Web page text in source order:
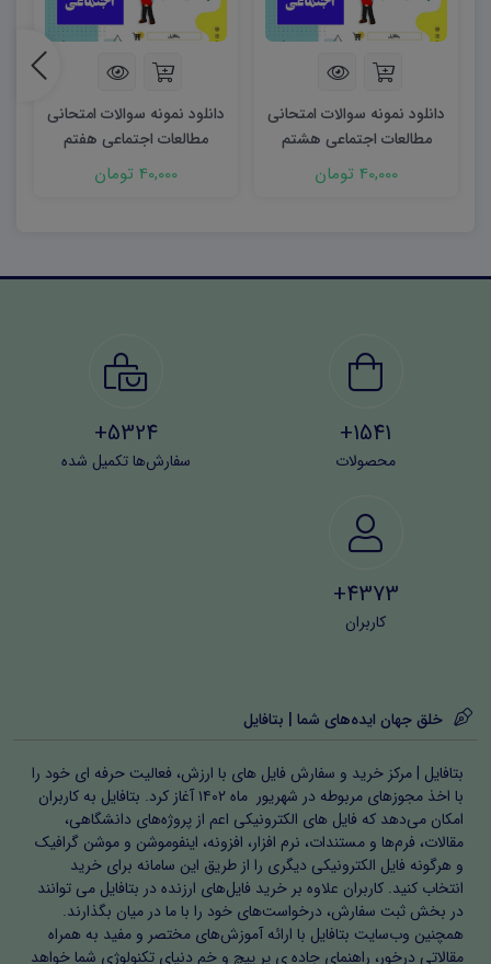
دانلود نمونه سوالات امتحانی
مطالعات اجتماعی هشتم
نوبت اول ۱۴۰۳ word
40,000 تومان
دانلود نمونه سوالات امتحانی
مطالعات اجتماعی هفتم
نوبت اول ۱۴۰۳ word
40,000 تومان
1541+
محصولات
5324+
سفارش‌ها تکمیل شده
4373+
کاربران
خلق جهان ایده‌های شما | بتافایل
بتافایل | مرکز خرید و سفارش فایل های با ارزش، فعالیت حرفه ای خود را
با اخذ مجوزهای مربوطه در شهریور ماه ۱۴۰۲ آغاز کرد. بتافایل به کاربران
امکان می‌دهد که فایل های الکترونیکی اعم از پروژه‌های دانشگاهی،
مقالات، فرم‌ها و مستندات، نرم افزار، افزونه، اینفوموشن و موشن گرافیک
و هرگونه فایل الکترونیکی دیگری را از طریق این سامانه برای خرید
انتخاب کنید. کاربران علاوه بر خرید فایل‌های ارزنده در بتافایل می توانند
در بخش ثبت سفارش، درخواست‌های خود را با ما در میان بگذارند.
همچنین وب‌سایت بتافایل با ارائه آموزش‌های مختصر و مفید به همراه
مقالاتی درخور، راهنمای جاده ی پر پیچ و خم دنیای تکنولوژی شما خواهد